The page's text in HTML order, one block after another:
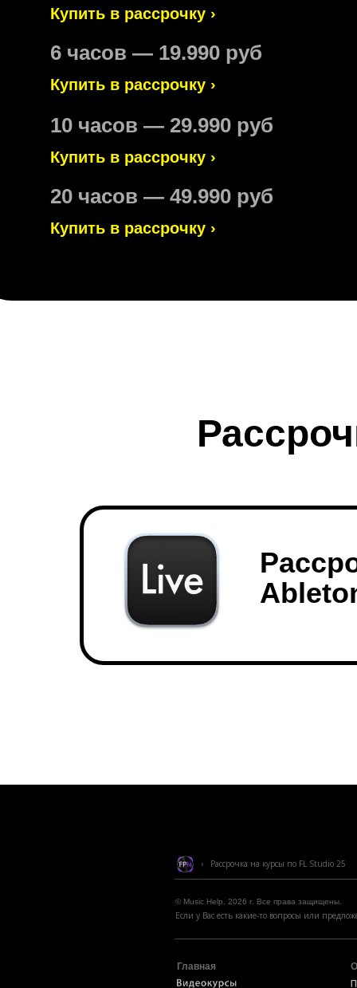
20 часов — 49.990 руб
Купить в рассрочку ›
Главная
© Music Help, 2026 г. Все права защищены.
Если у Вас есть какие-то вопросы или
Купить в рассрочку ›
Купить в рассрочку ›
10 часов — 29.990 руб
Купить в рассрочку ›
6 часов — 19.990 руб
› Рассрочка на курсы по FL Studio 25